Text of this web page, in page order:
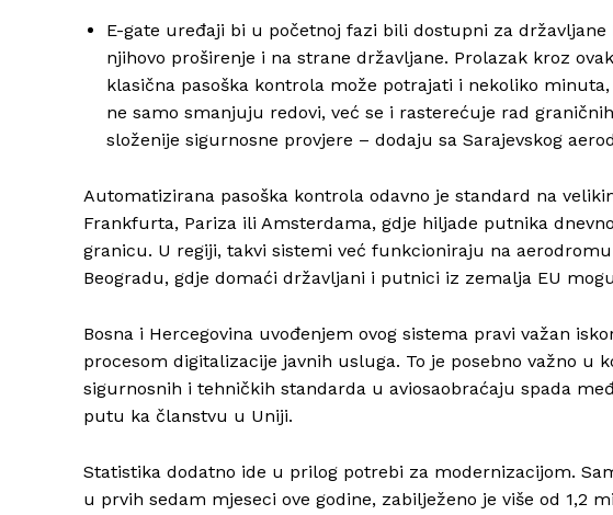
E-gate uređaji bi u početnoj fazi bili dostupni za državljane
njihovo proširenje i na strane državljane. Prolazak kroz
klasična pasoška kontrola može potrajati i nekoliko
ne samo smanjuju redovi, već se i rasterećuje rad
složenije sigurnosne provjere – dodaju sa Sarajevskog
Automatizirana pasoška kontrola odavno je standard na
Frankfurta, Pariza ili Amsterdama, gdje hiljade putnika
granicu. U regiji, takvi sistemi već funkcioniraju na
Beogradu, gdje domaći državljani i putnici iz zemalja EU
Bosna i Hercegovina uvođenjem ovog sistema pravi važan
procesom digitalizacije javnih usluga. To je posebno važno u
sigurnosnih i tehničkih standarda u aviosaobraćaju spada
putu ka članstvu u Uniji.
Statistika dodatno ide u prilog potrebi za modernizacijom.
u prvih sedam mjeseci ove godine, zabilježeno je više od 1,2